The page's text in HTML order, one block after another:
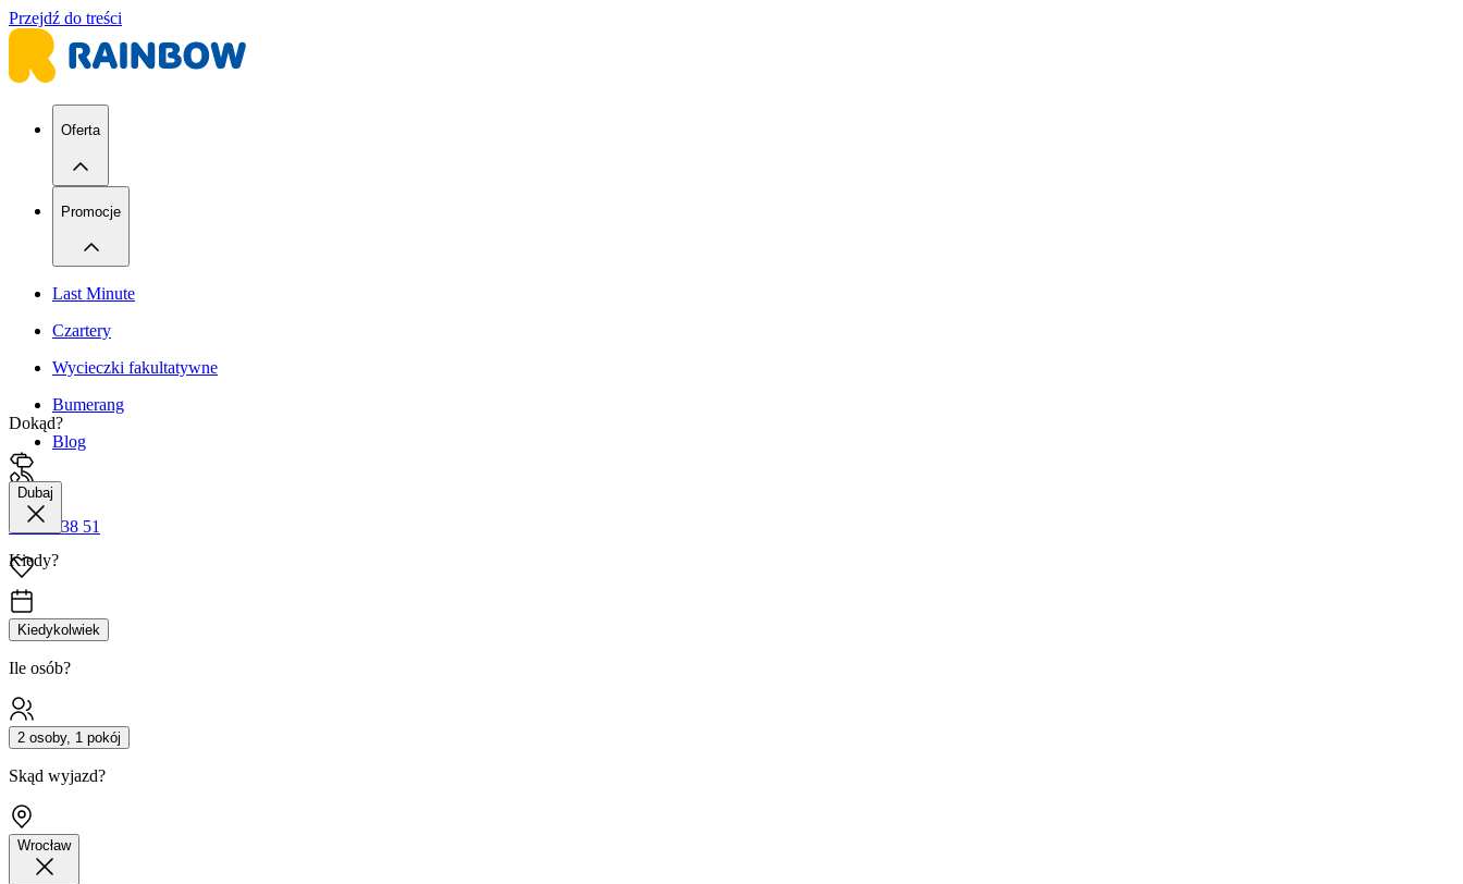
Przejdź do treści
Oferta
Promocje
Last Minute
Czartery
Wycieczki fakultatywne
Bumerang
Blog
42 680 38 51
Dokąd?
Dubaj
Kiedy?
Kiedykolwiek
Ile osób?
2 osoby, 1 pokój
Skąd wyjazd?
Wrocław